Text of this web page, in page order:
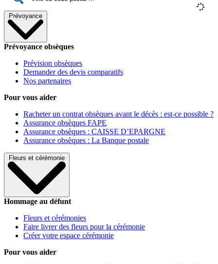
Prévoyance
Prévoyance obsèques
Prévision obsèques
Demander des devis comparatifs
Nos partenaires
Pour vous aider
Racheter un contrat obsèques avant le décès : est-ce possible ?
Assurance obsèques FAPE
Assurance obsèques : CAISSE D’EPARGNE
Assurance obsèques : La Banque postale
Fleurs et cérémonie
Hommage au défunt
Fleurs et cérémonies
Faire livrer des fleurs pour la cérémonie
Créer votre espace cérémonie
Pour vous aider